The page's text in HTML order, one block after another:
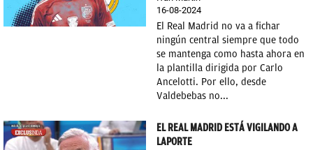
16-08-2024
El Real Madrid no va a fichar
ningún central siempre que todo
se mantenga como hasta ahora en
la plantilla dirigida por Carlo
Ancelotti. Por ello, desde
Valdebebas no...
EL REAL MADRID ESTÁ VIGILANDO A
LAPORTE